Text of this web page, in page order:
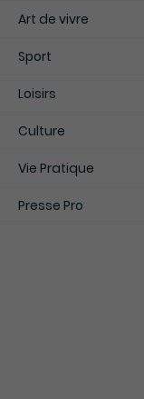
Art de vivre
Sport
Loisirs
Culture
Vie Pratique
Presse Pro